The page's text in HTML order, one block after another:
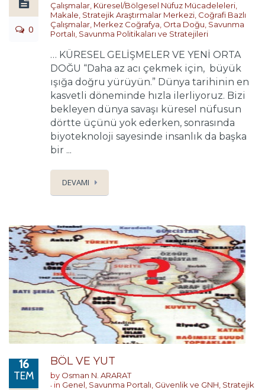
0
Çalışmalar Küresel/Bölgesel Nüfuz Mücadeleleri
Makale Stratejik Araştırmalar Merkezi Coğrafi Bazlı
Çalışmalar Merkez Coğrafya Orta Doğu Savunma
Portalı Savunma Politikaları ve Stratejileri
… KÜRESEL GELİŞMELER VE YENİ ORTA
DOĞU “Daha az acı çekmek için, büyük
ışığa doğru yürüyün.” Dünya tarihinin en
kasvetli döneminde hızla ilerliyoruz. Bizi
bekleyen dünya savaşı küresel nüfusun
dörtte üçünü yok ederken, sonrasında
biyoteknoloji sayesinde insanlık da başka
bir ...
DEVAMI
16
TEM
BÖL VE YUT
by Osman N. ARARAT
in Genel Savunma Portalı Güvenlik ve GNH Stratejik